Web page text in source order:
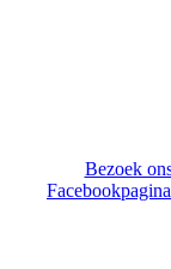
Bezoek